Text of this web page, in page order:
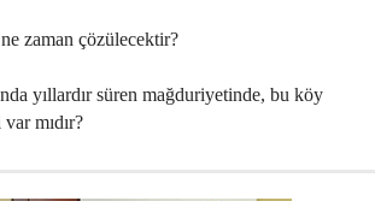
zaman çözülecektir?
yıllardır süren mağduriyetinde, bu köy
mıdır?